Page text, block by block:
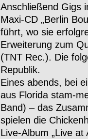
Anschließend Gigs
Maxi-CD „Berlin
führt, wo sie
Erweiterung zum
(TNT Rec.). Die
Republik.
Eines abends, bei
aus Florida stam-
Band) – das
spielen die
Live-Album „Live